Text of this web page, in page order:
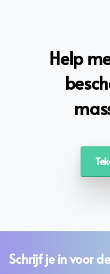
Help
Schrijfje invoor de